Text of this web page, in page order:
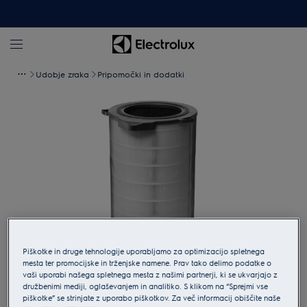
Udobje zraka Pripomočki in dodatki
Tapnite za povečavo
Piškotke in druge tehnologije uporabljamo za optimizacijo spletnega
mesta ter promocijske in trženjske namene. Prav tako delimo podatke o
vaši uporabi našega spletnega mesta z našimi partnerji, ki se ukvarjajo z
družbenimi mediji, oglaševanjem in analitiko. S klikom na “Sprejmi vse
piškotke” se strinjate z uporabo piškotkov. Za več informacij obiščite naše